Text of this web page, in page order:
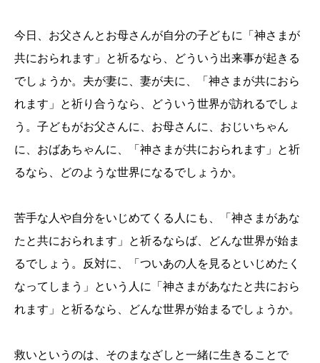
今日、お父さんとお母さんが自分の子どもに「神さまが
共におられます」と祈るなら、どういう出来事が起きる
でしょうか。夫が妻に、妻が夫に、「神さまが共におら
れます」と祈り合うなら、どういう世界が訪れるでしょ
う。子どもがお父さんに、お母さんに、おじいちゃん
に、おばあちゃんに、「神さまが共におられます」と祈
るなら、どのような世界になるでしょうか。
苦手な人や自分をいじめてくる人にも、「神さまがあな
たと共におられます」と祈るならば、どんな世界が始ま
るでしょう。反対に、「ついあの人を見るといじめたく
なってしまう」という人に「神さまがあなたと共におら
れます」と祈るなら、どんな世界が始まるでしょうか。
救いというのは、そのまなざしと一緒に生きることで